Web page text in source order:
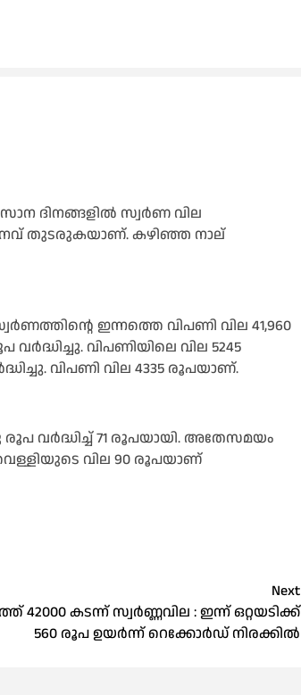
ദിനങ്ങളിൽ സ്വർണ വില
തുടരുകയാണ്. കഴിഞ്ഞ നാല്
ഇന്നത്തെ വിപണി വില 41,960
വിപണിയിലെ വില 5245
വിപണി വില 4335 രൂപയാണ്.
വർദ്ധിച്ച് 71 രൂപയായി. അതേസമയം
വെള്ളിയുടെ വില 90 രൂപയാണ്
Next
42000 കടന്ന് സ്വർണ്ണവില : ഇന്ന് ഒറ്റയടിക്ക്
560 രൂപ ഉയർന്ന് റെക്കോർഡ് നിരക്കിൽ